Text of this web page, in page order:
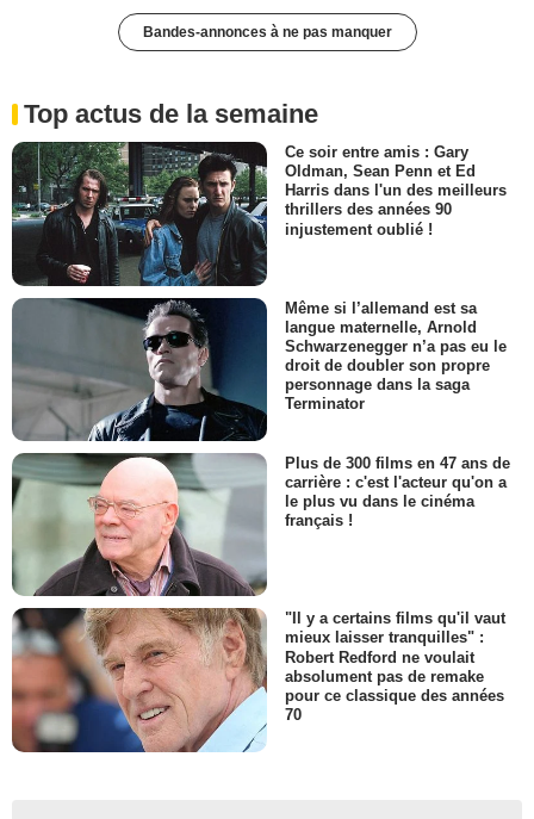
Bandes-annonces à ne pas manquer
Top actus de la semaine
Ce soir entre amis : Gary
Oldman, Sean Penn et Ed
Harris dans l'un des meilleurs
thrillers des années 90
injustement oublié !
Même si l’allemand est sa
langue maternelle, Arnold
Schwarzenegger n’a pas eu le
droit de doubler son propre
personnage dans la saga
Terminator
Plus de 300 films en 47 ans de
carrière : c'est l'acteur qu'on a
le plus vu dans le cinéma
français !
"Il y a certains films qu'il vaut
mieux laisser tranquilles" :
Robert Redford ne voulait
absolument pas de remake
pour ce classique des années
70